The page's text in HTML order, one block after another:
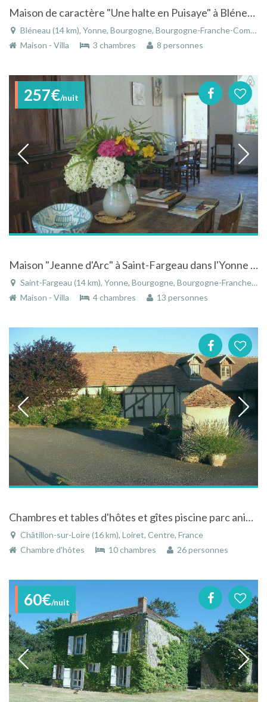
Maison de caractère "Une halte en Puisaye" à Bléneau en Bourgogne au coeur de la Puisaye
Bléneau (14 km), Yonne, Bourgogne, Bourgogne-Franche-Comté, France
Maison - Villa
3 chambres 8 personnes
257€/nuit
Maison "Jeanne d'Arc" à Saint-Fargeau dans l'Yonne en Bourgogne
Saint-Fargeau (14 km), Yonne, Bourgogne, Bourgogne-Franche-Comté, France
Maison - Villa
4 chambres 13 personnes
Chambres et tables d'hôtes et gîtes piscine parc animaux acceptés au calme à Châtillon sur Loire
Châtillon-sur-Loire (16 km), Loiret, Centre, France
Chambre d'hôtes
10 chambres 26 personnes
60€/nuit